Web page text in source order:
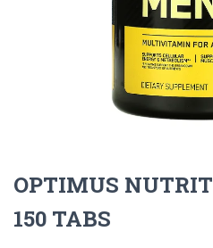
OPTIMUS
150 TABS